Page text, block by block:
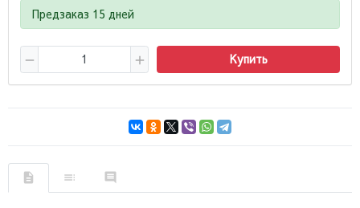
Предзаказ 15 дней
Купить